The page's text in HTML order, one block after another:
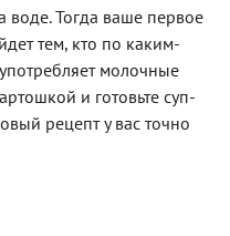
Тогда ваше первое
тем, кто по каким-
молочные
и готовьте суп-
рецепт у вас точно